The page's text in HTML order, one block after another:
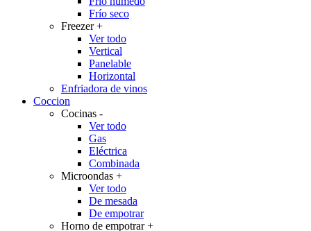
Frío seco
Freezer+
Ver todo
Vertical
Panelable
Horizontal
Enfriadora de vinos
Coccion
Cocinas -
Ver todo
Gas
Eléctrica
Combinada
Microondas +
Ver todo
De mesada
De empotrar
Horno de empotrar+